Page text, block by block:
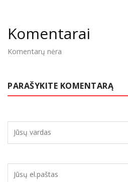
Komentarai
Komentarų nėra
PARAŠYKITE KOMENTARĄ